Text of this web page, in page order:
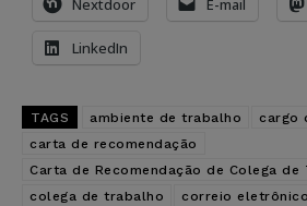
Nextdoor E-mail
LinkedIn
TAGS ambiente de trabalho
cargo
carta de recomendação
Carta de Recomendação de Colega de
colega de trabalho
correio eletrônico